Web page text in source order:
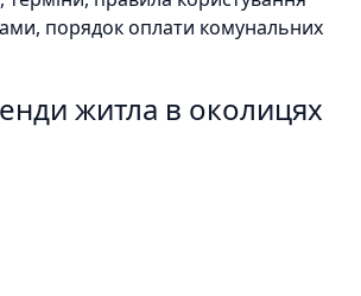
порядок оплати комунальних
житла в околицях